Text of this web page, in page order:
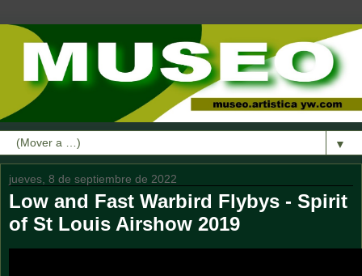
▼
jueves, 8 de septiembre de 2022
Low and Fast Warbird Flybys - Spirit
of St Louis Airshow 2019